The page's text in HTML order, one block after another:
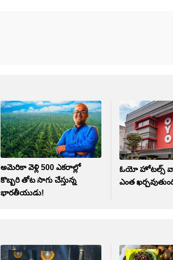
అమెరికా వెళ్లి 500 ఎకరాల్లో
కొబ్బరి తోట సాగు చేస్తున్న
భారతీయుడు!
ఓయో హోటల్స్
ఎంత